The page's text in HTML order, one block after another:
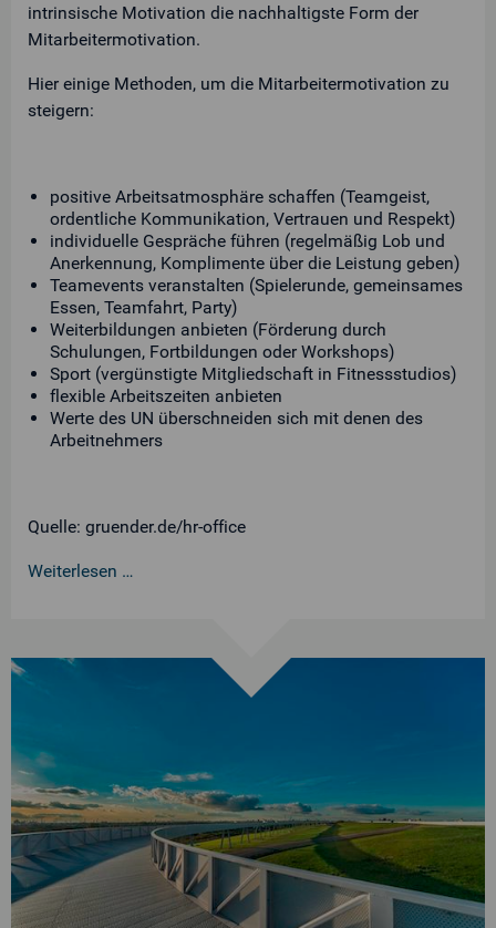
intrinsische Motivation die nachhaltigste Form der
Mitarbeitermotivation.
Hier einige Methoden, um die Mitarbeitermotivation zu
steigern:
positive Arbeitsatmosphäre schaffen (Teamgeist,
ordentliche Kommunikation, Vertrauen und Respekt)
individuelle Gespräche führen (regelmäßig Lob und
Anerkennung, Komplimente über die Leistung geben)
Teamevents veranstalten (Spielerunde, gemeinsames
Essen, Teamfahrt, Party)
Weiterbildungen anbieten (Förderung durch
Schulungen, Fortbildungen oder Workshops)
Sport (vergünstigte Mitgliedschaft in Fitnessstudios)
flexible Arbeitszeiten anbieten
Werte des UN überschneiden sich mit denen des
Arbeitnehmers
Quelle: gruender.de/hr-office
Weiterlesen …